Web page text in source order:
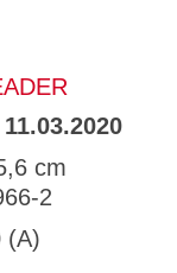
11.03.2020
cm
2
(A)